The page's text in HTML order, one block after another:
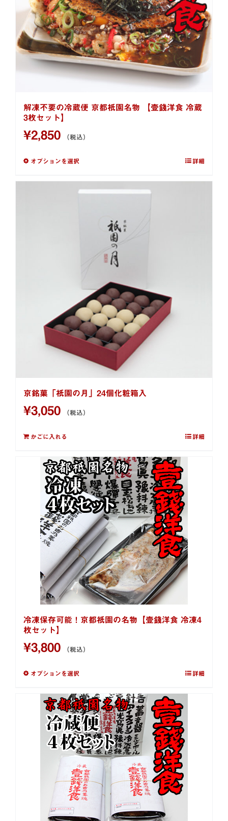
解凍不要の冷蔵便 京都祇園名物 【壹錢洋食 冷蔵
3枚セット】
¥2,850 （税込）
オプションを選択 詳細
京銘菓「祇園の月」24個化粧箱入
¥3,050 （税込）
かごに入れる 詳細
冷凍保存可能！京都祇園の名物【壹錢洋食 冷凍4
枚セット】
¥3,800 （税込）
オプションを選択 詳細